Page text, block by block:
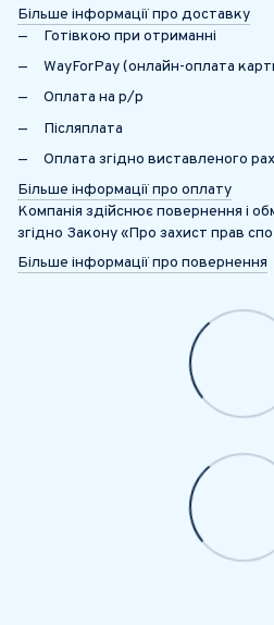
Більше інформації про доставку
Готівкою при отриманні
WayForPay (онлайн-оплата
Оплата на р/р
Післяплата
Оплата згідно виставленого
Більше інформації про оплату
Компанія здійснює повернення і
згідно Закону «Про захист прав
Більше інформації про повернення